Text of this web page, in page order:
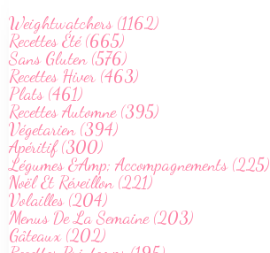
Weightwatchers (1162)
Recettes Été (665)
Sans Gluten (576)
Recettes Hiver (463)
Plats (461)
Recettes Automne (395)
Végetarien (394)
Apéritif (300)
Légumes &Amp; Accompagnements (225)
Noël Et Réveillon (221)
Volailles (204)
Menus De La Semaine (203)
Gâteaux (202)